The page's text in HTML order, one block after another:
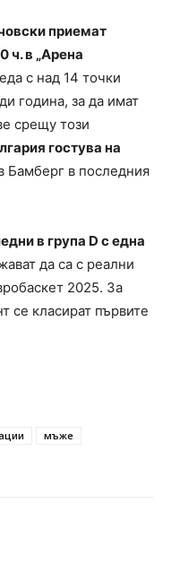
приемат
ч. в „Арена
с над 14 точки
година, за да имат
срещу този
гостува на
Бамберг в последния
в група D с една
да са с реални
2025. За
се класират първите
мъже